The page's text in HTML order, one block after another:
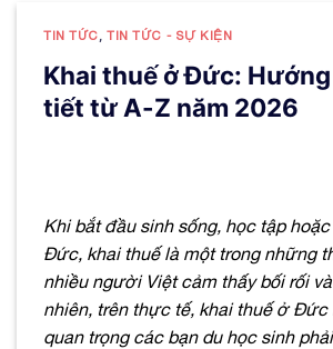
TIN TỨC ,TIN TỨC - SỰ KIỆN
Khai thuế ở Đức:
tiết từ A-Z năm 2026
Khi bắt đầu sinh sống, học tập
Đức, khai thuế là một trong những
nhiều người Việt cảm thấy bối rối
nhiên, trên thực tế, khai thuế ở
quan trọng các bạn du học sinh